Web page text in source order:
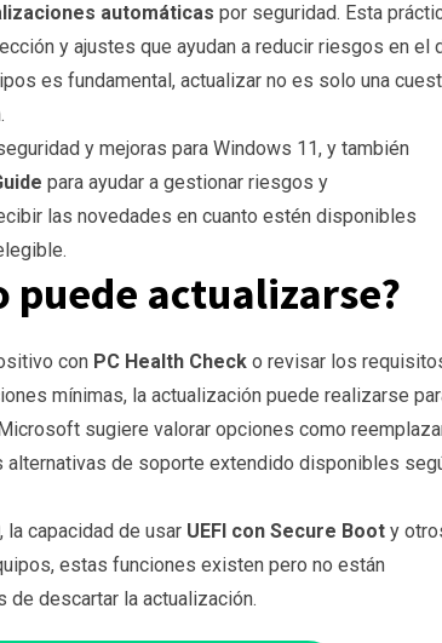
automáticas por seguridad. Esta
y ajustes que ayudan a reducir riesgos en el
es fundamental, actualizar no es solo una
y mejoras para Windows 11, y también
para ayudar a gestionar riesgos y
las novedades en cuanto estén disponibles
puede actualizarse?
con PC Health Check o revisar los
mínimas, la actualización puede realizarse
sugiere valorar opciones como
de soporte extendido disponibles
, la capacidad de usar UEFI con Secure Boot y
estas funciones existen pero no están
de descartar la actualización.